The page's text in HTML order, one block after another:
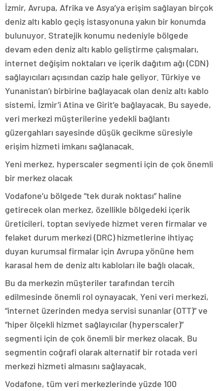
İzmir, Avrupa, Afrika ve Asya’ya erişim sağlayan birçok
deniz altı kablo geçiş istasyonuna yakın bir konumda
bulunuyor. Stratejik konumu nedeniyle bölgede
devam eden deniz altı kablo geliştirme çalışmaları,
internet değişim noktaları ve içerik dağıtım ağı (CDN)
sağlayıcıları açısından cazip hale geliyor. Türkiye ve
Yunanistan’ı birbirine bağlayacak olan deniz altı kablo
sistemi, İzmir’i Atina ve Girit’e bağlayacak. Bu sayede,
veri merkezi müşterilerine yedekli bağlantı
güzergahları sayesinde düşük gecikme süresiyle
erişim hizmeti imkanı sağlanacak.
Yeni merkez, hyperscaler segmenti için de çok önemli
bir merkez olacak
Vodafone’u bölgede “tek durak noktası” haline
getirecek olan merkez, özellikle bölgedeki içerik
üreticileri, toptan seviyede hizmet veren firmalar ve
felaket durum merkezi (DRC) hizmetlerine ihtiyaç
duyan kurumsal firmalar için Avrupa yönüne hem
karasal hem de deniz altı kabloları ile bağlı olacak.
Bu da merkezin müşteriler tarafından tercih
edilmesinde önemli rol oynayacak. Yeni veri merkezi,
“internet üzerinden medya servisi sunanlar (OTT)” ve
“hiper ölçekli hizmet sağlayıcılar (hyperscaler)”
segmenti için de çok önemli bir merkez olacak. Bu
segmentin coğrafi olarak alternatif bir rotada veri
merkezi hizmeti almasını sağlayacak.
Vodafone, tüm veri merkezlerinde yüzde 100